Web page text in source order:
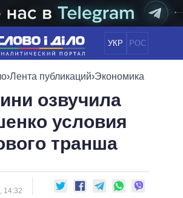
УКР РОС
НОВОСТИ
ПОЛИТИКА
ЭКОНОМИКА
ОБЩЕСТВО
МИР
ОБЕЩАНИЯ
ПОЛИТИКИ
И ОФИС
РАДА
ИНФОГРАФИКА
ВИДЕО
›Лента публикаций›Экономика
озвучила
условия
транша
14:32